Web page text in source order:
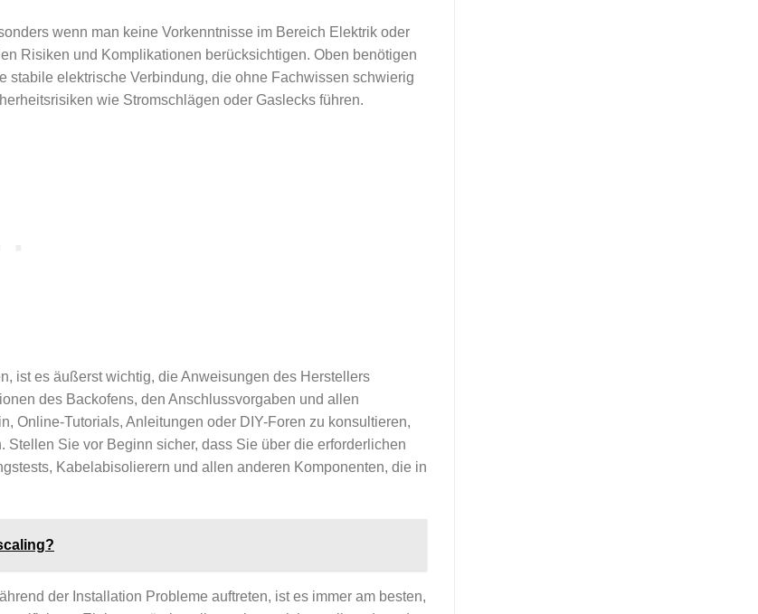
wenn man keine Vorkenntnisse im Bereich Elektrik oder
Risiken und Komplikationen berücksichtigen. Oben benötigen
elektrische Verbindung, die ohne Fachwissen schwierig
wie Stromschlägen oder Gaslecks führen.
ist es äußerst wichtig, die Anweisungen des Herstellers
des Backofens, den Anschlussvorgaben und allen
Online-Tutorials, Anleitungen oder DIY-Foren zu konsultieren,
Sie vor Beginn sicher, dass Sie über die erforderlichen
Kabelabisolierern und allen anderen Komponenten, die in
der Installation Probleme auftreten, ist es immer am besten,